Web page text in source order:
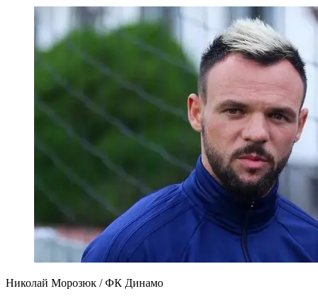
Николай Морозюк / ФК Динамо